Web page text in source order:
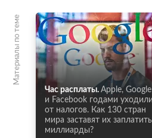
Материалы по теме
Час расплаты. Apple, Google
и Facebook годами уходили
от налогов. Как 130 стран
мира заставят их заплатить
миллиарды?